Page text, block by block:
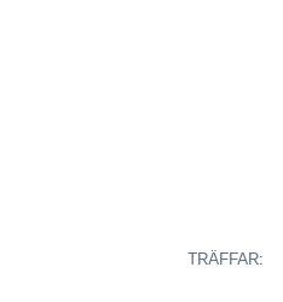
TRÄFFAR: